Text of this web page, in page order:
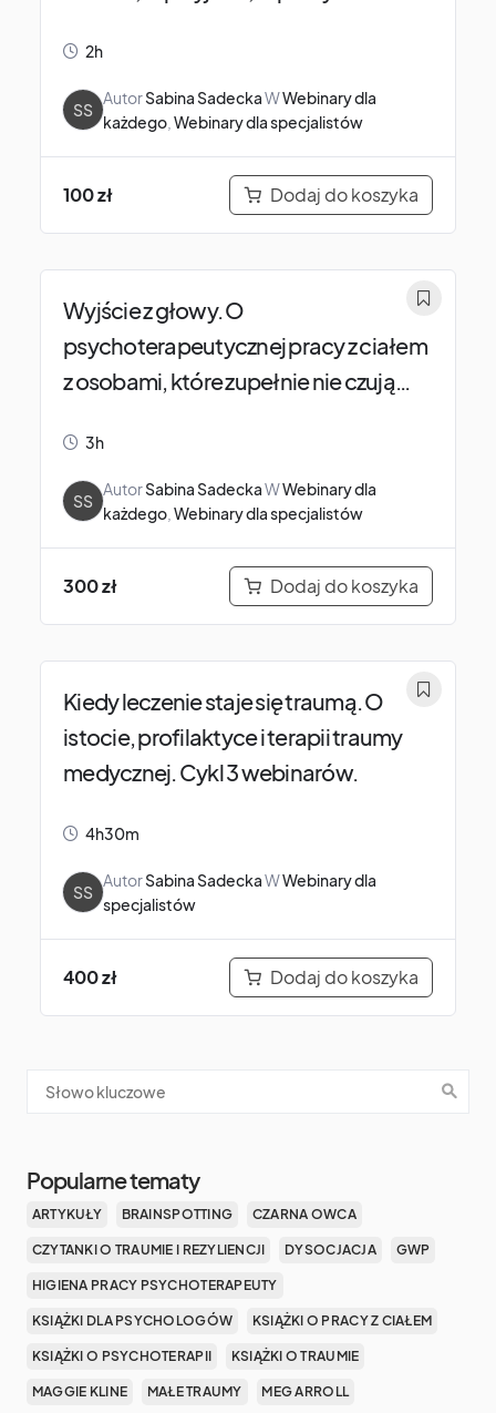
2h
SS
AutorSabina SadeckaWWebinary dla
każdego Webinary dla specjalistów
100zł Dodaj do koszyka
Wyjście z głowy. O
psychoterapeutycznej pracy z ciałem
z osobami, które zupełnie nie czują
3h
SS
AutorSabina SadeckaWWebinary dla
każdego Webinary dla specjalistów
300zł Dodaj do koszyka
Kiedy leczenie staje się traumą. O
istocie, profilaktyce i terapii traumy
medycznej. Cykl 3 webinarów.
4h30m
SS
AutorSabina SadeckaWWebinary dla
specjalistów
400zł Dodaj do koszyka
Popularne tematy
ARTYKUŁY BRAINSPOTTING CZARNA OWCA
CZYTANKI O TRAUMIE I REZYLIENCJI DYSOCJACJA GWP
HIGIENA PRACY PSYCHOTERAPEUTY
KSIĄŻKI DLA PSYCHOLOGÓW KSIĄŻKI O PRACY Z CIAŁEM
KSIĄŻKI O PSYCHOTERAPII KSIĄŻKI O TRAUMIE
MAGGIE KLINE MAŁE TRAUMY MEG ARROLL